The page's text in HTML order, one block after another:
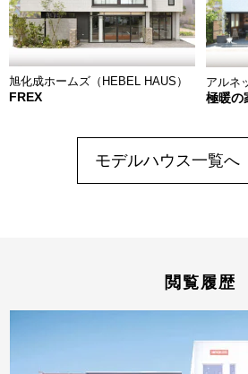
旭化成ホームズ（HEBEL HAUS）
FREX
アルネ
極暖の
モデルハウス一覧へ
閲覧履歴